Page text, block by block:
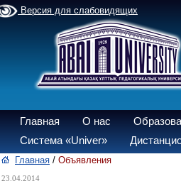
Версия для слабовидящих
Главная О нас
Система «Univer»
Главная / Объявления
23.04.2014